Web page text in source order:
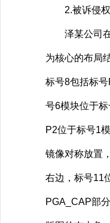
2.被诉侵权
泽某公司在
为核心的布局
标号8包括标
号6模块位于
P2位于标号1
镜像对称放置
右边，标号11
PGA_CAP部